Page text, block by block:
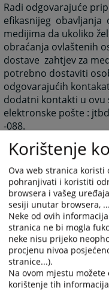
Radi odgovarajuće
efikasnijeg obavljanja
medijima da ukoliko
obraćanja ovlaštenih
dostave zahtjev za
potrebno dostaviti
odgovarajućih
dodatni kontakti u
elektronske pošte :
-088.
Obrazac zahtjeva za
pronaći
ovdje.
Korištenje
Ova web stranica koristi
pohranjivati i koristiti
browsera i vašeg
sesiji unutar browsera,
Neke od ovih
stranica ne bi mogla
neke nisu prijeko
procjenu nivoa
stranice...).
Na ovom mjestu
korištenje tih